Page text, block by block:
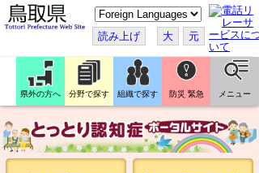
こ
の
ペ
ー
ジ
翻
訳
す
る
読み上げ 大 元
県外の方へ 分野で探す 組織で探す 防災 緊急 メニュー